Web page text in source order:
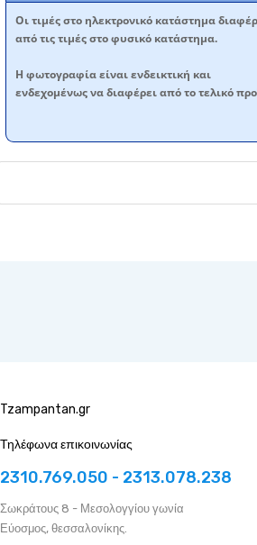
Oι τιμές στο ηλεκτρονικό κατάστημα
από τις τιμές στο φυσικό κατάστημα.
Η φωτογραφία είναι ενδεικτική και
ενδεχομένως να διαφέρει από το τελικό
Tzampantan.gr
Τηλέφωνα επικοινωνίας
2310.769.050 - 2313.078.238
Σωκράτους 8 - Μεσολογγίου γωνία
Εύοσμος, θεσσαλονίκης.